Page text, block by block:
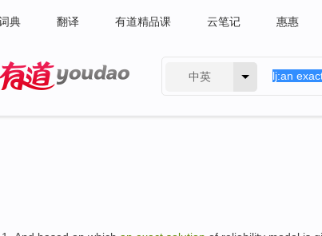
典 翻译 有道精品课 云笔记 惠惠
中英